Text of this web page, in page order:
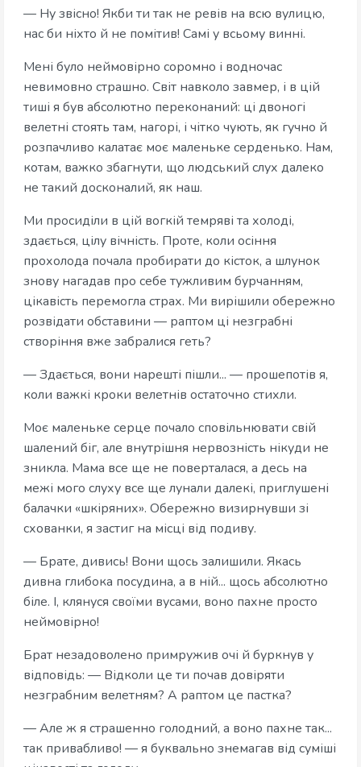
— Ну звісно! Якби ти так не ревів на всю вулицю,
нас би ніхто й не помітив! Самі у всьому винні.
Мені було неймовірно соромно і водночас
невимовно страшно. Світ навколо завмер, і в цій
тиші я був абсолютно переконаний: ці двоногі
велетні стоять там, нагорі, і чітко чують, як гучно й
розпачливо калатає моє маленьке серденько. Нам,
котам, важко збагнути, що людський слух далеко
не такий досконалий, як наш.
Ми просиділи в цій вогкій темряві та холоді,
здається, цілу вічність. Проте, коли осіння
прохолода почала пробирати до кісток, а шлунок
знову нагадав про себе тужливим бурчанням,
цікавість перемогла страх. Ми вирішили обережно
розвідати обставини — раптом ці незграбні
створіння вже забралися геть?
— Здається, вони нарешті пішли... — прошепотів я,
коли важкі кроки велетнів остаточно стихли.
Моє маленьке серце почало сповільнювати свій
шалений біг, але внутрішня нервозність нікуди не
зникла. Мама все ще не поверталася, а десь на
межі мого слуху все ще лунали далекі, приглушені
балачки «шкіряних». Обережно визирнувши зі
схованки, я застиг на місці від подиву.
— Брате, дивись! Вони щось залишили. Якась
дивна глибока посудина, а в ній... щось абсолютно
біле. І, клянуся своїми вусами, воно пахне просто
неймовірно!
Брат незадоволено примружив очі й буркнув у
відповідь: — Відколи це ти почав довіряти
незграбним велетням? А раптом це пастка?
— Але ж я страшенно голодний, а воно пахне так...
так привабливо! — я буквально знемагав від суміші